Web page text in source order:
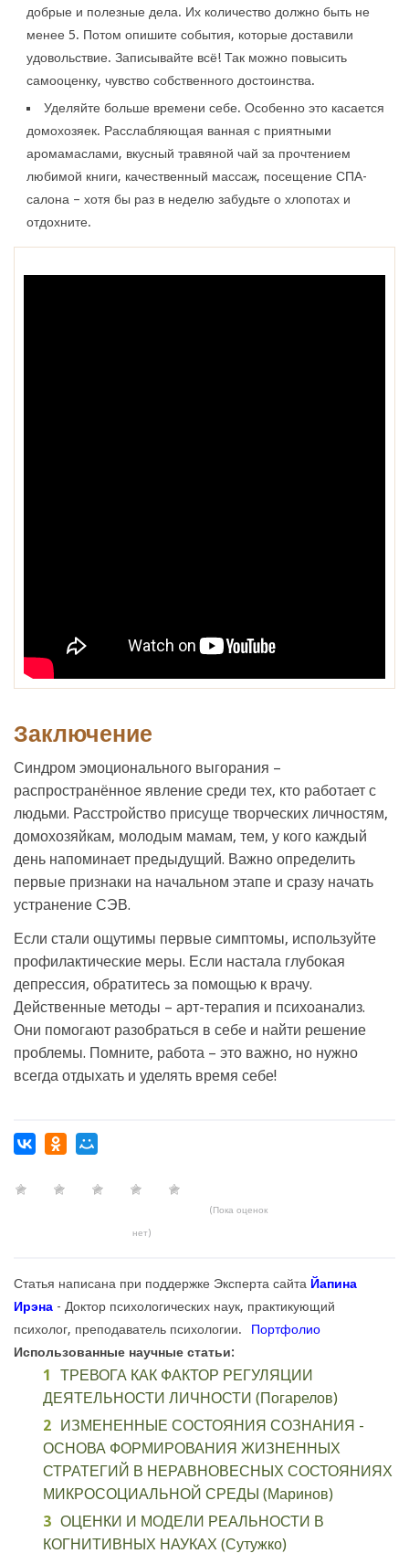
добрые и полезные дела. Их количество должно быть не
менее 5. Потом опишите события, которые доставили
удовольствие. Записывайте всё! Так можно повысить
самооценку, чувство собственного достоинства.
Уделяйте больше времени себе. Особенно это касается
домохозяек. Расслабляющая ванная с приятными
аромамаслами, вкусный травяной чай за прочтением
любимой книги, качественный массаж, посещение СПА-
салона – хотя бы раз в неделю забудьте о хлопотах и
отдохните.
Заключение
Синдром эмоционального выгорания –
распространённое явление среди тех, кто работает с
людьми. Расстройство присуще творческих личностям,
домохозяйкам, молодым мамам, тем, у кого каждый
день напоминает предыдущий. Важно определить
первые признаки на начальном этапе и сразу начать
устранение СЭВ.
Если стали ощутимы первые симптомы, используйте
профилактические меры. Если настала глубокая
депрессия, обратитесь за помощью к врачу.
Действенные методы – арт-терапия и психоанализ.
Они помогают разобраться в себе и найти решение
проблемы. Помните, работа – это важно, но нужно
всегда отдыхать и уделять время себе!
(Пока оценок
нет)
Статья написана при поддержке Эксперта сайта Йапина
Ирэна - Доктор психологических наук, практикующий
психолог, преподаватель психологии.
Портфолио
Использованные научные статьи:
ТРЕВОГА КАК ФАКТОР РЕГУЛЯЦИИ
ДЕЯТЕЛЬНОСТИ ЛИЧНОСТИ (Погарелов)
ИЗМЕНЕННЫЕ СОСТОЯНИЯ СОЗНАНИЯ -
ОСНОВА ФОРМИРОВАНИЯ ЖИЗНЕННЫХ
СТРАТЕГИЙ В НЕРАВНОВЕСНЫХ СОСТОЯНИЯХ
МИКРОСОЦИАЛЬНОЙ СРЕДЫ (Маринов)
ОЦЕНКИ И МОДЕЛИ РЕАЛЬНОСТИ В
КОГНИТИВНЫХ НАУКАХ (Сутужко)